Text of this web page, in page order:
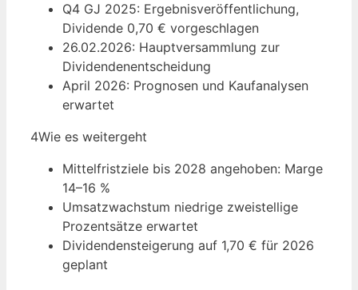
Q4 GJ 2025: Ergebnisveröffentlichung,
Dividende 0,70 € vorgeschlagen
26.02.2026: Hauptversammlung zur
Dividendenentscheidung
April 2026: Prognosen und Kaufanalysen
erwartet
4Wie es weitergeht
Mittelfristziele bis 2028 angehoben: Marge
14–16 %
Umsatzwachstum niedrige zweistellige
Prozentsätze erwartet
Dividendensteigerung auf 1,70 € für 2026
geplant